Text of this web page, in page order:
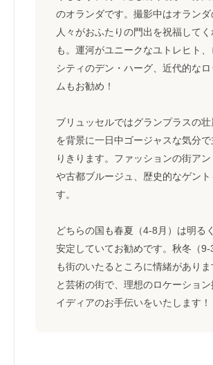
のオランダです。撮影中はオランダ
人々がおふたりの門出を祝福してく
も。運河がユニークなユトレヒト
シティのデン・ハーグ、近代的な
ムもお勧め！
ブリュッセルではグランプラスの壮
を背景に一日中ゴージャスな気分で
りきります。ファッションの街ア
や古都ブルージュ、歴史的なゲン
す。
どちらの国も春夏（4-8月）は明る
安定していてお勧めです。秋冬（9-
も街のいたるところに情緒がありま
と芸術の街で、理想のロケーショ
イディアのお手伝いをいたします！